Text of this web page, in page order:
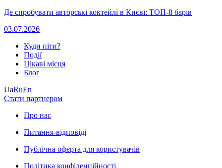
Де спробувати авторські коктейлі в Києві: ТОП-8 барів
03.07.2026
Куди піти?
Події
Цікаві місця
Блог
UaRuEn
Стати партнером
Про нас
Питання-відповіді
Публічна оферта для користувачів
Політика конфіденційності